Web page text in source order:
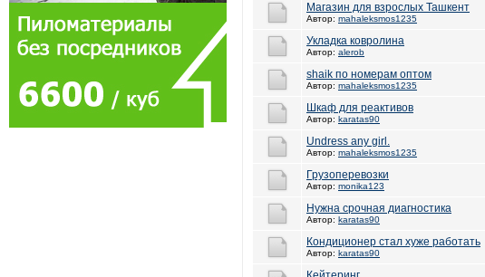
Магазин для взрослых Ташкент
Автор: mahaleksmos1235
Укладка ковролина
Автор: alerob
shaik по номерам оптом
Автор: mahaleksmos1235
Шкаф для реактивов
Автор: karatas90
Undress any girl.
Автор: mahaleksmos1235
Грузоперевозки
Автор: monika123
Нужна срочная диагностика
Автор: karatas90
Кондиционер стал хуже работать
Автор: karatas90